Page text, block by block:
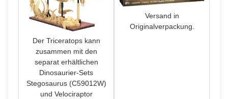
Der Triceratops kann
zusammen mit den
separat erhältlichen
Dinosaurier-Sets
Stegosaurus (C59012W)
und Velociraptor
Versand in
Originalverpackung.